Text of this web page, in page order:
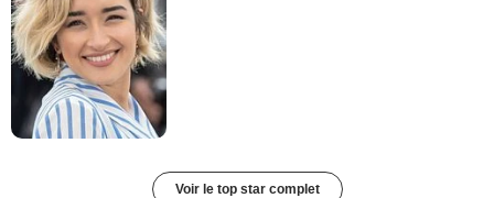
Voir le top star complet